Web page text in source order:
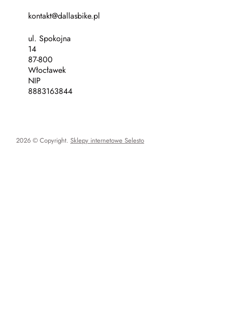
kontakt@dallasbike.pl
ul. Spokojna
14
87-800
Włocławek
NIP
8883163844
2026 © Copyright. Sklepy internetowe Selesto